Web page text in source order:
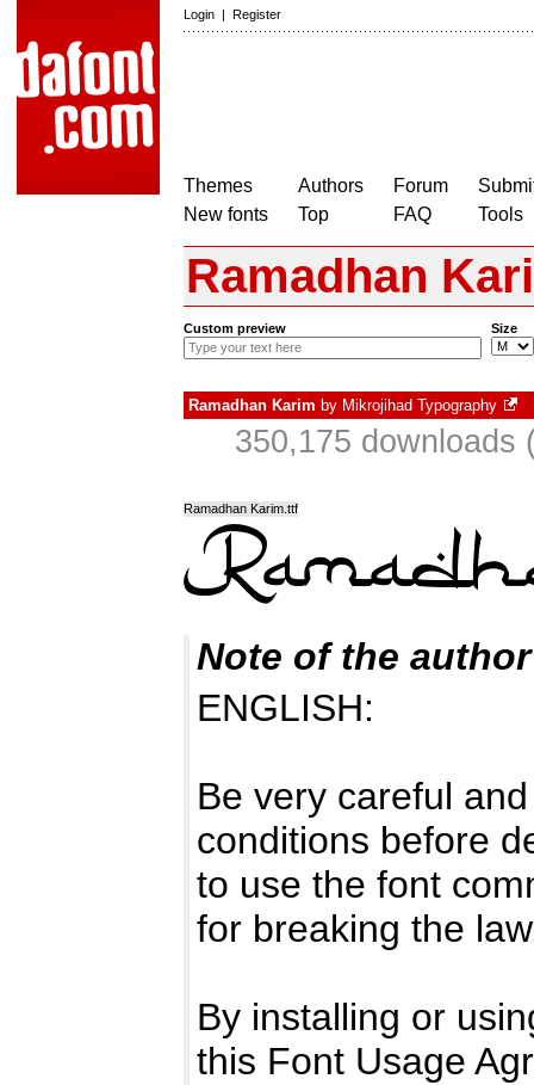
Login | Register
Themes
New fonts
Authors
Top
Forum
FAQ
Tools
Ramadhan
Custom preview Size
Ramadhan Karim by Mikrojihad Typography
350,175 downloads
Ramadhan Karim.ttf
Note of the author
ENGLISH:
Be very careful
conditions before
to use the font
for breaking the
By installing or
this Font Usage